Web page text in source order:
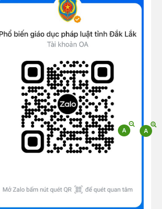
Bộ Chính trị, Ban Bí thư kết luận về phân
quyền địa phương 2 cấp
Tích cực tham gia góp ý, tuyên truyền dự
thảo Bộ luật Hình sự (sửa đổi) và Luật Tổ
chức cơ quan điều tra (sửa đổi)
(24/07/2026)
Quy định xử phạt vi phạm vi định giao
thông đường bộ theo Nghị định 168
tỉnh Đắk Lắk lần thứ I
(12/11/2025)